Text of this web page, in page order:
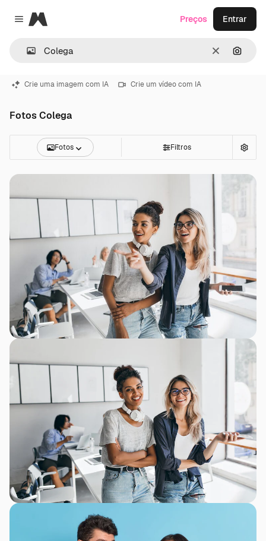
Close menu
Magnific
Limpar
Preços Entrar
Crie uma imagem com IA Crie um vídeo com IA
Fotos Colega
Fotos Filtros